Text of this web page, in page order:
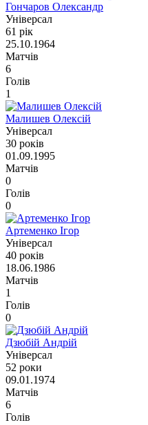
Гончаров Олександр
Універсал
61 рік
25.10.1964
Матчів
6
Голів
1
Малишев Олексій
Універсал
30 років
01.09.1995
Матчів
0
Голів
0
Артеменко Ігор
Універсал
40 років
18.06.1986
Матчів
1
Голів
0
Дзюбій Андрій
Універсал
52 роки
09.01.1974
Матчів
6
Голів